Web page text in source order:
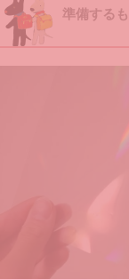
準備する